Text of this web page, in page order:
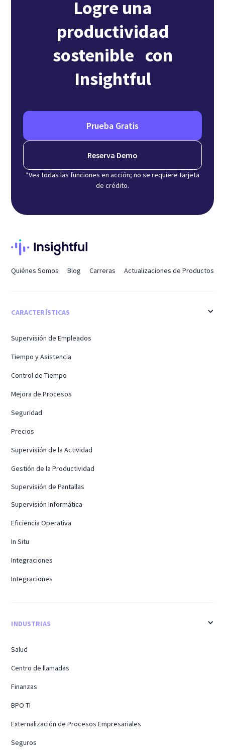
Logre una
productividad
sostenible con
Insightful
Prueba Gratis
Reserva Demo
*Vea todas las funciones en acción; no se requiere tarjeta
de crédito.
Quiénes Somos Blog Carreras Actualizaciones de Productos
CARACTERÍSTICAS
Supervisión de Empleados
Tiempo y Asistencia
Control de Tiempo
Mejora de Procesos
Seguridad
Precios
Supervisión de la Actividad
Gestión de la Productividad
Supervisión de Pantallas
Supervisión Informática
Eficiencia Operativa
In Situ
Integraciones
Integraciones
INDUSTRIAS
Salud
Centro de llamadas
Finanzas
BPO TI
Externalización de Procesos Empresariales
Seguros